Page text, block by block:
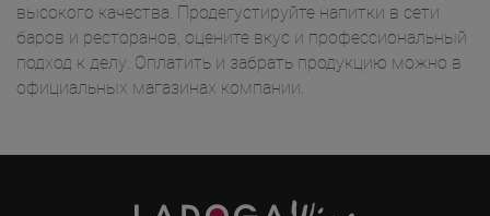
высокого качества. Продегустируйте напитки в сети
баров и ресторанов, оцените вкус и профессиональный
подход к делу. Оплатить и забрать продукцию можно в
официальных магазинах компании.